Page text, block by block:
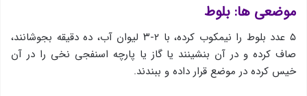
موضعی ها: بلوط
٥ عدد بلوط را نیمكوب كرده، با ٢-٣ لیوان آب، ده دقیقه بجوشانند،
صاف كرده و در آن بنشینند یا گاز یا پارچه اسنفجی نخی را در آن
خیس كرده در موضع قرار داده و ببندند.